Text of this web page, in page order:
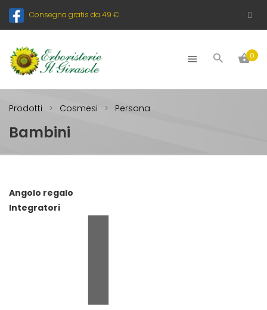
Consegna gratis da 49 €
0
Prodotti Cosmesi Persona
Bambini
Angolo regalo
Integratori